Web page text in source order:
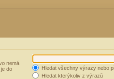
nemá
do
Hledat všechny výrazy nebo
Hledat kterýkoliv z výrazů